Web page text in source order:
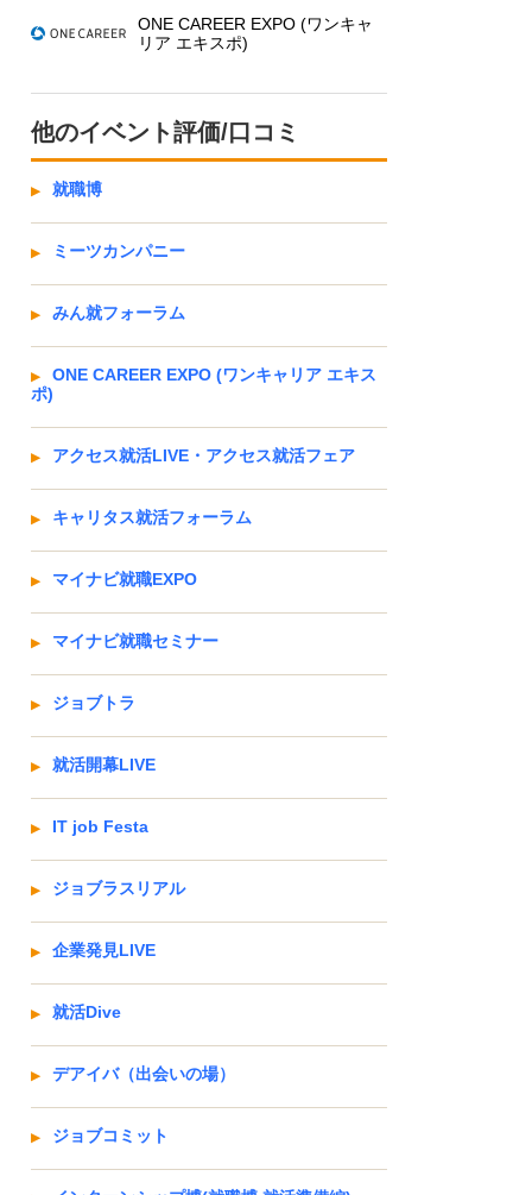
ONE CAREER EXPO (ワンキャ
リア エキスポ)
他のイベント評価/口コミ
就職博
ミーツカンパニー
みん就フォーラム
ONE CAREER EXPO (ワンキャリア エキス
ポ)
アクセス就活LIVE・アクセス就活フェア
キャリタス就活フォーラム
マイナビ就職EXPO
マイナビ就職セミナー
ジョブトラ
就活開幕LIVE
IT job Festa
ジョブラスリアル
企業発見LIVE
就活Dive
デアイバ（出会いの場）
ジョブコミット